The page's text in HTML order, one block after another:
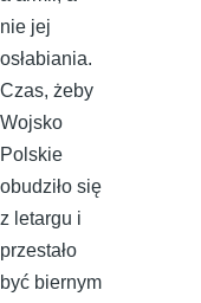
nie jej
osłabiania.
Czas, żeby
Wojsko
Polskie
obudziło się
z letargu i
przestało
być biernym